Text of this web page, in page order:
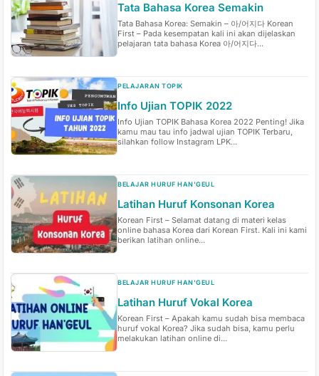
Tata Bahasa Korea Semakin
Tata Bahasa Korea: Semakin – 아/어지다 Korean
First – Pada kesempatan kali ini akan dijelaskan
pelajaran tata bahasa Korea 아/어지다...
PELAJARAN TOPIK
Info Ujian TOPIK 2022
Info Ujian TOPIK Bahasa Korea 2022 Penting! Jika
kamu mau tau info jadwal ujian TOPIK Terbaru,
silahkan follow Instagram LPK...
BELAJAR HURUF HAN'GEUL
Latihan Huruf Konsonan Korea
Korean First – Selamat datang di materi kelas
online bahasa Korea dari Korean First. Kali ini kami
berikan latihan online...
BELAJAR HURUF HAN'GEUL
Latihan Huruf Vokal Korea
Korean First – Apakah kamu sudah bisa membaca
huruf vokal Korea? Jika sudah bisa, kamu perlu
melakukan latihan online di...